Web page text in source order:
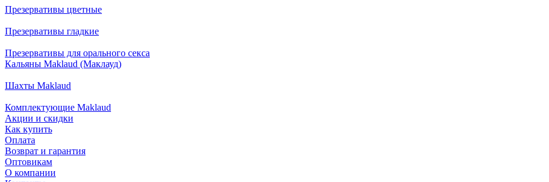
Презервативы цветные
Презервативы гладкие
Презервативы для орального секса
Кальяны Maklaud (Маклауд)
Шахты Maklaud
Комплектующие Maklaud
Акции и скидки
Как купить
Оплата
Возврат и гарантия
Оптовикам
О компании